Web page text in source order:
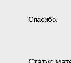
Спасибо.